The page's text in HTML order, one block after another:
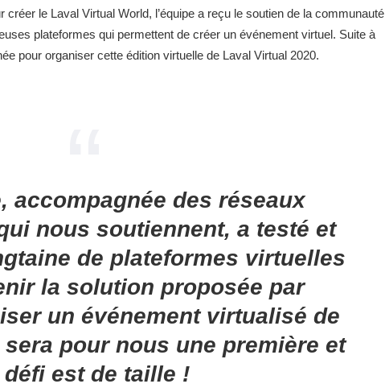
le Laval Virtual World, l’équipe a reçu le soutien de la communauté
plateformes qui permettent de créer un événement virtuel. Suite à
pour organiser cette édition virtuelle de Laval Virtual 2020.
accompagnée des réseaux
nous soutiennent, a testé et
de plateformes virtuelles
la solution proposée par
un événement virtualisé de
pour nous une première et
défi est de taille !